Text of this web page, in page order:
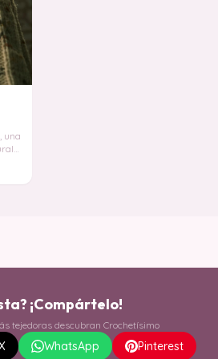
una
¡Compártelo!
tejedoras descubran Crochetísimo
WhatsApp Pinterest